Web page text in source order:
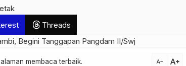
Threads
membaca terbaik. text_decrease text_increase